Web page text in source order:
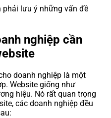
phải lưu ý những vấn đề
nghiệp cần
doanh nghiệp là một
Website giống như
hiệu. Nó rất quan trọng
các doanh nghiệp đều